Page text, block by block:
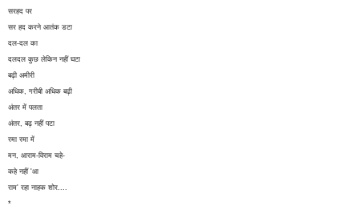
सरहद पर
सर हद करने आतंक डटा
दल-दल का
दलदल कुछ लेकिन नहीं घटा
बढ़ी अमीरी
अधिक, गरीबी अधिक बढ़ी
अंतर में पलता
अंतर, बढ़ नहीं पटा
रमा रमा में
मन, आराम-विराम चहे-
कहे नहीं 'आ
राम' रहा नाहक शोर....
*